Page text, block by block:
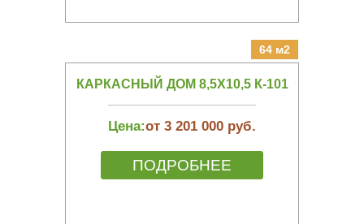
64 м2
КАРКАСНЫЙ ДОМ 8,5Х10,5 К-101
Цена:от 3 201 000 руб.
ПОДРОБНЕЕ